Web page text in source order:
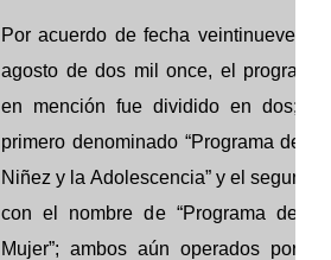
Por acuerdo de fecha veintinueve de
agosto de dos mil once, el programa
en mención fue dividido en dos; el
primero denominado “Programa de la
Niñez y la Adolescencia” y el segundo
con el nombre de “Programa de la
Mujer”; ambos aún operados por la